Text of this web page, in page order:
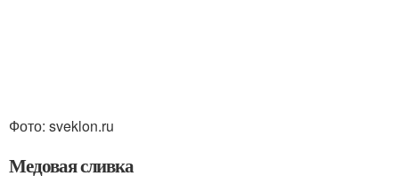
Фото: sveklon.ru
Медовая сливка